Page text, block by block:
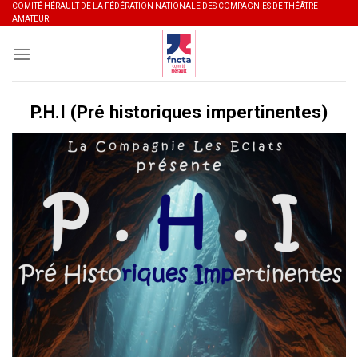
Skip
to
content
COMITÉ HÉRAULT DE LA FÉDÉRATION NATIONALE DES COMPAGNIES DE THÉÂTRE
AMATEUR
P.H.I (Pré historiques impertinentes)